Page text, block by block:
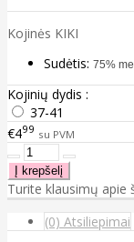
Kojinės KIKI
Sudėtis: 75%
Kojinių dydis :
37-41
€499 su PVM
Turite klausimų apie
(0) Atsiliepimai